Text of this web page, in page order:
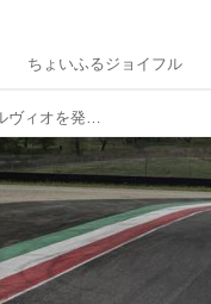
ちょいふるジョイフル
アルファロメオが特別仕立てのジュリアとステルヴィオを発表、全世界450台限定